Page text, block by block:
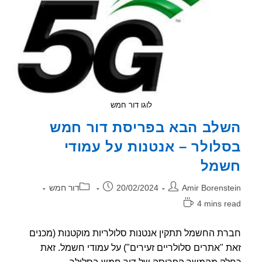
לוגו דור חמש
הבא בפריסת דור חמש
– אנטנות על עמודי
Amir פורסם:
20/02/2024 קטגוריה:דור חמש
4 mins
החשמל תתקין אנטנות סלולריות מוקטנות (מכנים
"אתרים סלולריים זעירים") על עמודי חשמל. זאת